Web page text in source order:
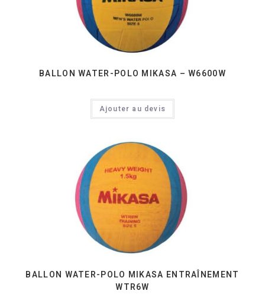
BALLON WATER-POLO MIKASA – W6600W
Ajouter au devis
BALLON WATER-POLO MIKASA ENTRAÎNEMENT
WTR6W